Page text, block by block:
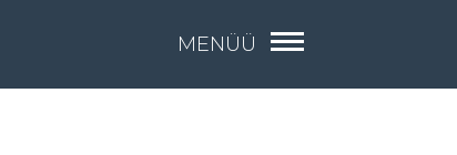
MENÜÜ